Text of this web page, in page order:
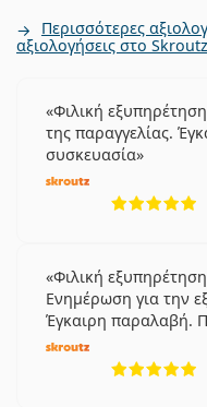
Περισσότερες
αξιολογήσεις στο
Φιλική
της παραγγελίας.
συσκευασία
Φιλική
Ενημέρωση για την
Έγκαιρη παραλαβή.